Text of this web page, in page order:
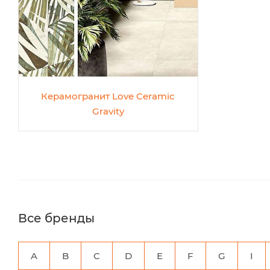
Керамогранит Love Ceramic
Gravity
Все бренды
A B C D E F G I